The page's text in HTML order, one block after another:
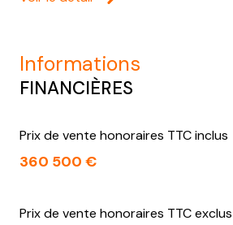
informations
FINANCIÈRES
Prix de vente honoraires TTC inclus
360 500 €
Prix de vente honoraires TTC exclus